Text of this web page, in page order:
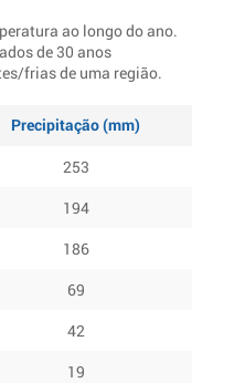
ao longo do ano.
de 30 anos
frias de uma região.
Precipitação (mm)
253
194
186
69
42
19